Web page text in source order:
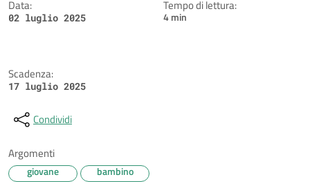
Data:
02 luglio 2025
Tempo di lettura:
4 min
Scadenza:
17 luglio 2025
Condividi
Argomenti
giovane bambino